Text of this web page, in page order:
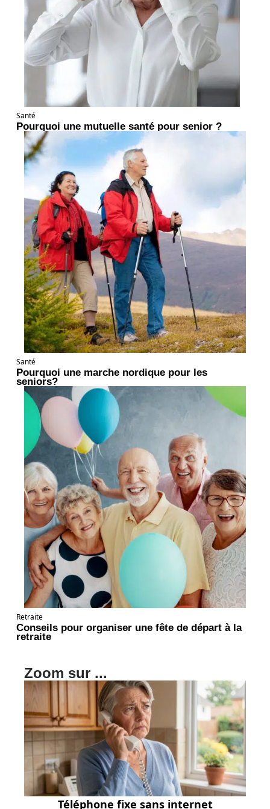
Santé
Pourquoi une mutuelle santé pour senior ?
Santé
Pourquoi une marche nordique pour les
seniors?
Retraite
Conseils pour organiser une fête de départ à la
retraite
Zoom sur ...
Téléphone fixe sans internet